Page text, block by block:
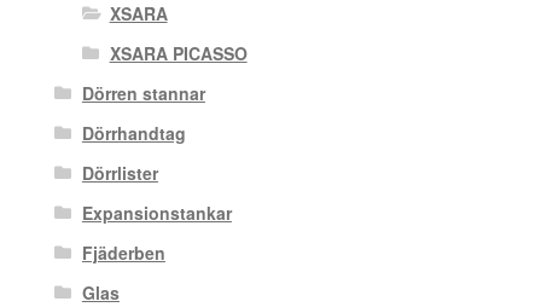
XSARA
XSARA PICASSO
Dörren stannar
Dörrhandtag
Dörrlister
Expansionstankar
Fjäderben
Glas